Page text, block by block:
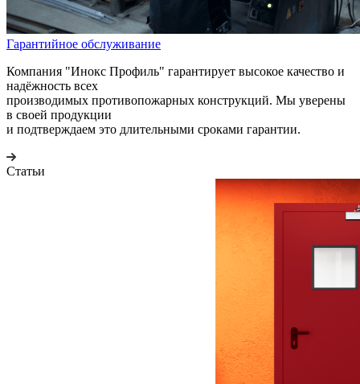
Гарантийное обслуживание
Компания "Инокс Профиль" гарантирует высокое качество и
надёжность всех
производимых противопожарных конструкций. Мы уверены
в своей продукции
и подтверждаем это длительными сроками гарантии.
Статьи